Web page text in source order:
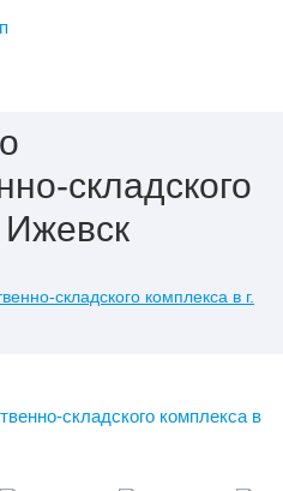
складского
Ижевск
складского комплекса в г.